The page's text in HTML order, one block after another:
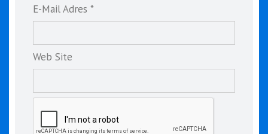
E-Mail Adres *
Web Site